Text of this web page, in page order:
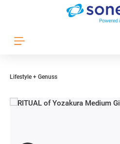
Zum Hauptinhalt springen
Lifestyle + Genuss